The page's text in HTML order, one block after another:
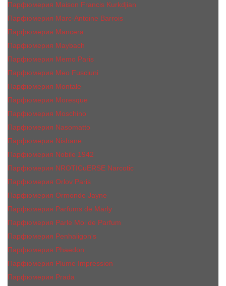
Парфюмерия Maison Francis Kurkdjian
Парфюмерия Marc-Antoine Barrois
Парфюмерия Mancera
Парфюмерия Maybach
Парфюмерия Memo Paris
Парфюмерия Meo Fusciuni
Парфюмерия Montale
Парфюмерия Moresque
Парфюмерия Moschino
Парфюмерия Nasomatto
Парфюмерия Nishane
Парфюмерия Nobile 1942
Парфюмерия NROTICuERSE Narcotic
Парфюмерия Orlov Paris
Парфюмерия Ormonde Jayne
Парфюмерия Parfums de Marly
Парфюмерия Parle Moi de Parfum
Парфюмерия Penhaligon's
Парфюмерия Phaedon
Парфюмерия Plume Impression
Парфюмерия Prada